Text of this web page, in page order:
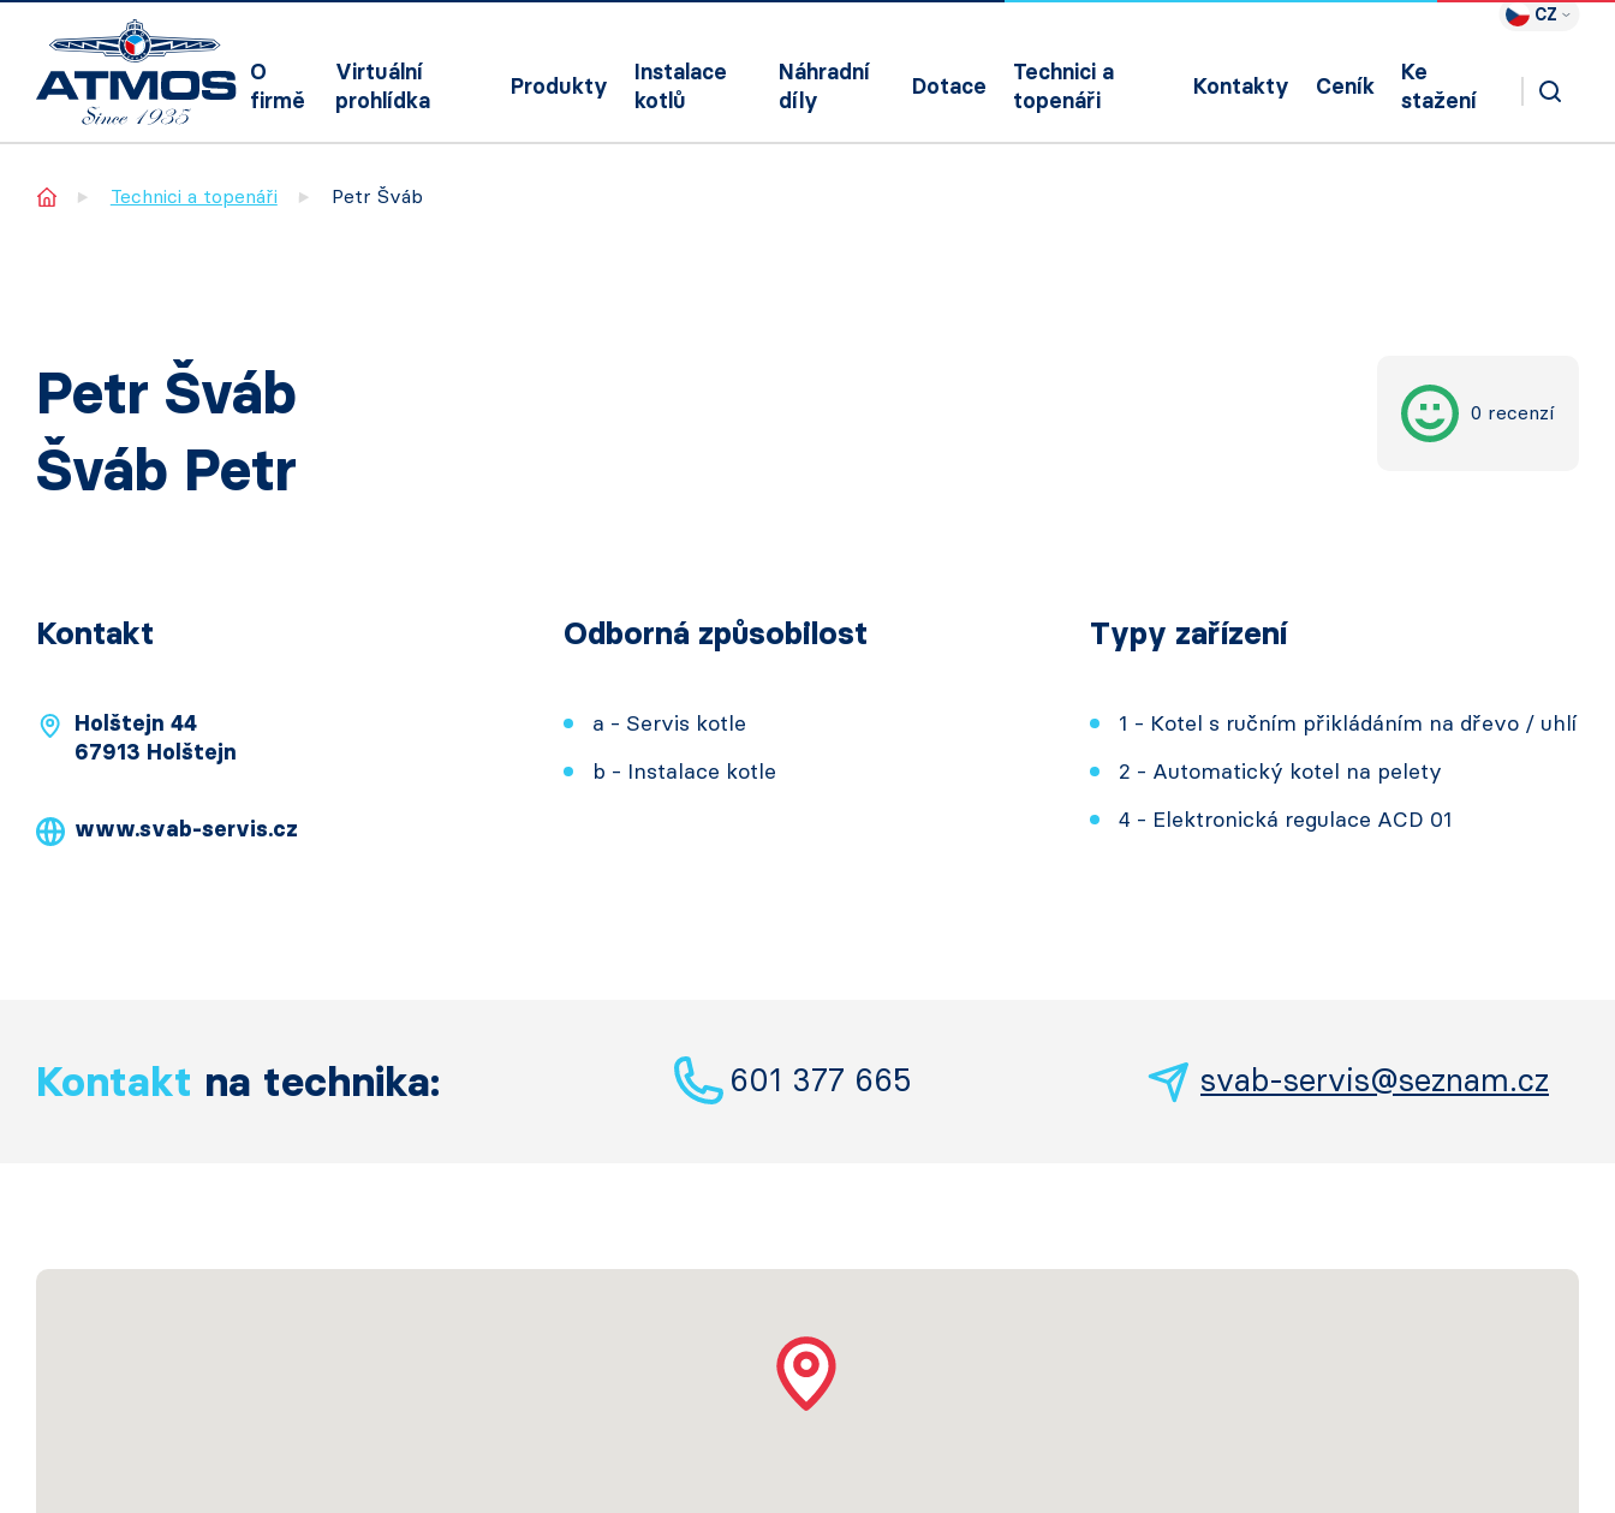
CZ
O
firmě
Virtuální
prohlídka
Produkty
Instalace
kotlů
Náhradní
díly
Dotace
Technici a
topenáři
Kontakty Ceník
Ke
stažení
Home Technici a topenáři Petr Šváb
Petr Šváb
Šváb Petr
0 recenzí
Kontakt
Holštejn 44
67913 Holštejn
www.svab-servis.cz
Odborná způsobilost
a - Servis kotle
b - Instalace kotle
Typy zařízení
1 - Kotel s ručním přikládáním na dřevo / uhlí
2 - Automatický kotel na pelety
4 - Elektronická regulace ACD 01
Kontakt na technika: 601 377 665 svab-servis@seznam.cz